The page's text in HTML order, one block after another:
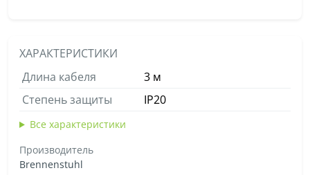
ХАРАКТЕРИСТИКИ
Длина кабеля
3 м
Степень защиты
IP20
Все характеристики
Производитель
Brennenstuhl